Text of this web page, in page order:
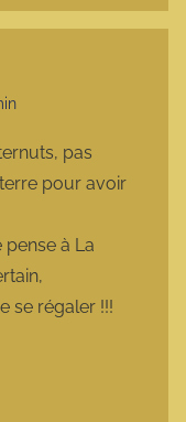
pas
pour avoir
à La
se régaler !!!